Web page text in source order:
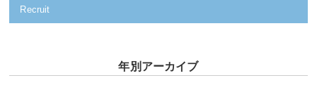
Recruit
年別アーカイブ